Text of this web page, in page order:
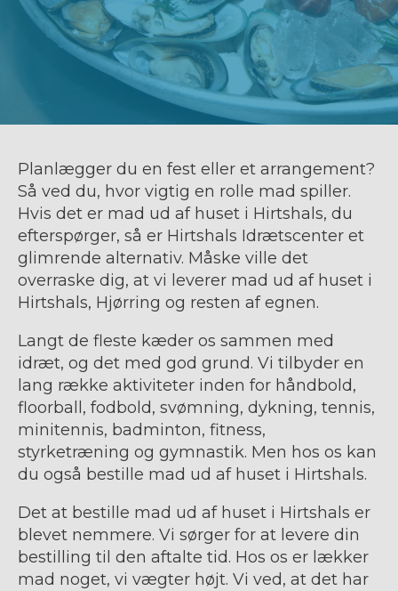
Planlægger du en fest eller et arrangement?
Så ved du, hvor vigtig en rolle mad spiller.
Hvis det er mad ud af huset i Hirtshals, du
efterspørger, så er Hirtshals Idrætscenter et
glimrende alternativ. Måske ville det
overraske dig, at vi leverer mad ud af huset i
Hirtshals, Hjørring og resten af egnen.
Langt de fleste kæder os sammen med
idræt, og det med god grund. Vi tilbyder en
lang række aktiviteter inden for håndbold,
floorball, fodbold, svømning, dykning, tennis,
minitennis, badminton, fitness,
styrketræning og gymnastik. Men hos os kan
du også bestille mad ud af huset i Hirtshals.
Det at bestille mad ud af huset i Hirtshals er
blevet nemmere. Vi sørger for at levere din
bestilling til den aftalte tid. Hos os er lækker
mad noget, vi vægter højt. Vi ved, at det har